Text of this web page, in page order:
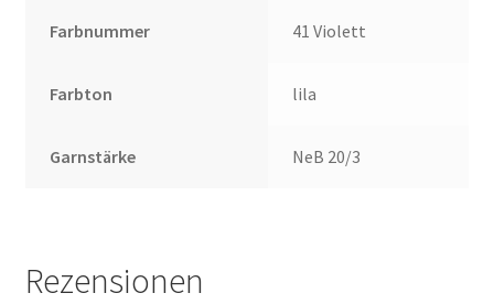
Farbnummer 41 Violett
Farbton lila
Garnstärke NeB 20/3
Rezensionen